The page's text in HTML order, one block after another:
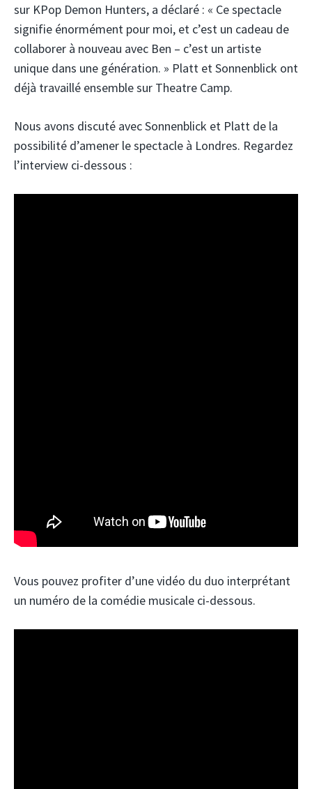
sur KPop Demon Hunters, a déclaré : « Ce spectacle
signifie énormément pour moi, et c’est un cadeau de
collaborer à nouveau avec Ben – c’est un artiste
unique dans une génération. » Platt et Sonnenblick ont
​​déjà travaillé ensemble sur Theatre Camp.
Nous avons discuté avec Sonnenblick et Platt de la
possibilité d’amener le spectacle à Londres. Regardez
l’interview ci-dessous :
Vous pouvez profiter d’une vidéo du duo interprétant
un numéro de la comédie musicale ci-dessous.